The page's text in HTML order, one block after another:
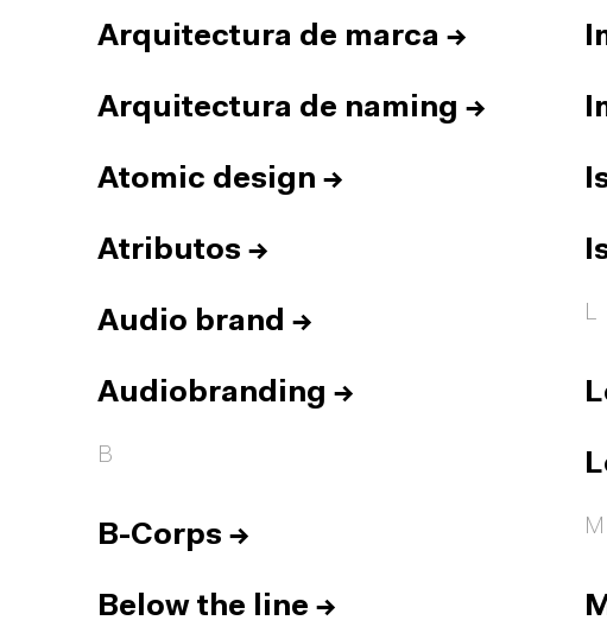
Arquitectura de marca →
Arquitectura de naming →
Atomic design →
Atributos →
Audio brand →
Audiobranding →
B
B-Corps →
Below the line →
L
M